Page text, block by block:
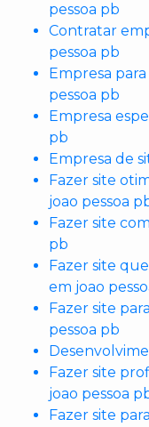
pessoa pb
Contratar
pessoa pb
Empresa
pessoa pb
Empresa
pb
Empresa de
Fazer site
joao pessoa
Fazer site
pb
Fazer site
em joao
Fazer site
pessoa pb
Fazer site
joao pessoa
Fazer site